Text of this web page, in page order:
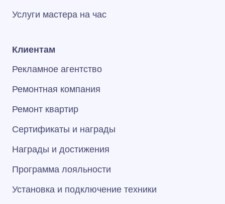
Услуги мастера на час
Клиентам
Рекламное агентство
Ремонтная компания
Ремонт квартир
Сертификаты и награды
Награды и достижения
Программа лояльности
Установка и подключение техники